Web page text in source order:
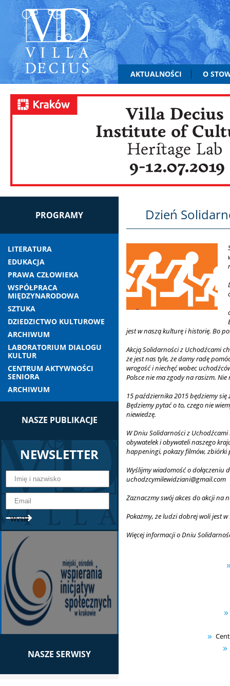
AKTUALNOŚCI O
PROGRAMY
LITERATURA
EDUKACJA
PRAWA CZŁOWIEKA
WSPÓŁPRACA
MIĘDZYNARODOWA
SZTUKA
DZIEDZICTWO KULTUROWE
ARCHIWUM
LABORATORIUM DIALOGU
KULTUR
CENTRUM AKTYWNOŚCI
SENIORA
ARCHIWUM
NASZE PUBLIKACJE
NEWSLETTER
NASZE SERWISY
Dzień
jest w naszą kulturę i historię. Bo
Akcją Solidarności z Uchodźcami
że jest nas tyle, że damy radę
wrogość i niechęć wobec
Polsce nie ma zgody na rasizm.
15 października 2015 będziemy
Będziemy pytać o to, czego nie
niewiedzę.
W Dniu Solidarności z
obywatelek i obywateli naszego
happeningi, pokazy filmów, zbiórki
Wyślijmy wiadomość o dołączeniu
uchodzcymilewidziani@gmail.com
Zaznaczmy swój akces do akcji
Pokażmy, że ludzi dobrej woli jest w
Więcej informacji o Dniu